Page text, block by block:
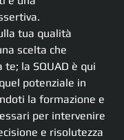
tua qualità
scelta che
la SQUAD è qui
potenziale in
la formazione e
per intervenire
e risolutezza